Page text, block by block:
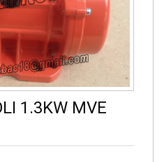
1.3KW MVE